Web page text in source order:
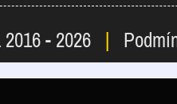
2016 - 2026